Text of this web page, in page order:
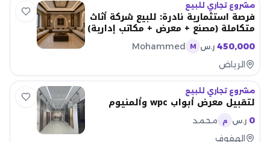
مشروع تجاري للبيع
فرصة استثمارية نادرة: للبيع شركة أثاث
متكاملة (مصنع + معرض + مكاتب إدارية)
450,000 ر.س M
Mohammed
الرياض
مشروع تجاري للبيع
لتقبيل معرض أبواب wpc وألمنيوم
0 ر.س م
محمد
الهفوف